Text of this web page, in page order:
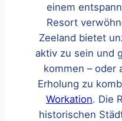
einem
Resort
Zeeland bietet
aktiv zu sein und
kommen – oder
Erholung zu
Workation. Die
historischen